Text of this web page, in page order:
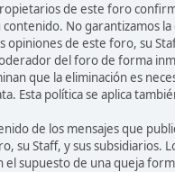
de este foro
No garantizamos
de este foro, su
del foro de forma
que la eliminación es
Esta política se aplica
de los mensajes que
su Staff, y sus
supuesto de una queja